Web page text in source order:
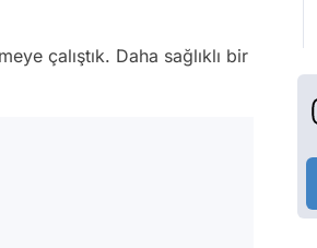
çalıştık. Daha sağlıklı bir